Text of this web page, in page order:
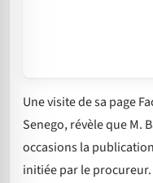
Une visite de sa page
Senego, révèle que M.
occasions la
initiée par le